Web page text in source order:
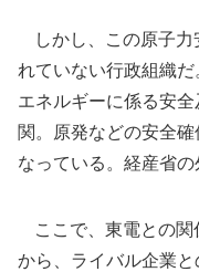
しかし、この原子力
れていない行政組織
エネルギーに係る安
関。原発などの安全
なっている。経産省の
ここで、東電との関
から、ライバル企業